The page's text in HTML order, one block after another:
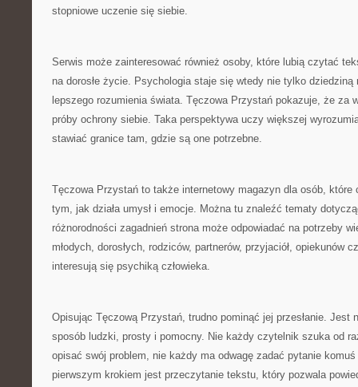
stopniowe uczenie się siebie.
Serwis może zainteresować również osoby, które lubią czytać
na dorosłe życie. Psychologia staje się wtedy nie tylko
lepszego rozumienia świata. Tęczowa Przystań pokazuje, że za
próby ochrony siebie. Taka perspektywa uczy większej
stawiać granice tam, gdzie są one potrzebne.
Tęczowa Przystań to także internetowy magazyn dla osób, które
tym, jak działa umysł i emocje. Można tu znaleźć tematy
różnorodności zagadnień strona może odpowiadać na potrzeby
młodych, dorosłych, rodziców, partnerów, przyjaciół, opiekunów
interesują się psychiką człowieka.
Opisując Tęczową Przystań, trudno pominąć jej przesłanie. Jest
sposób ludzki, prosty i pomocny. Nie każdy czytelnik szuka od
opisać swój problem, nie każdy ma odwagę zadać pytanie
pierwszym krokiem jest przeczytanie tekstu, który pozwala